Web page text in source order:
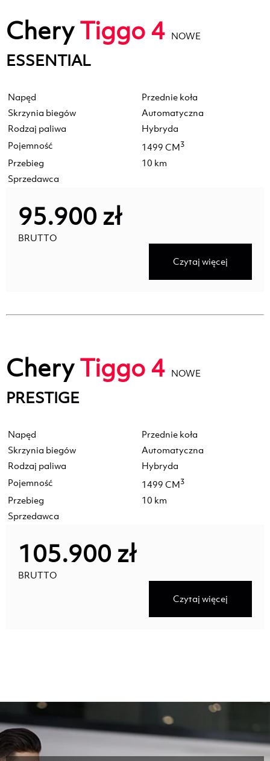
CheryTiggo 4 NOWE
ESSENTIAL
Napęd
Przednie koła
Skrzynia biegów
Automatyczna
Rodzaj paliwa
Hybryda
Pojemność
1499 CM3
Przebieg
10 km
Sprzedawca
95.900 zł
BRUTTO
Czytaj więcej
CheryTiggo 4 NOWE
PRESTIGE
Napęd
Przednie koła
Skrzynia biegów
Automatyczna
Rodzaj paliwa
Hybryda
Pojemność
1499 CM3
Przebieg
10 km
Sprzedawca
105.900 zł
BRUTTO
Czytaj więcej